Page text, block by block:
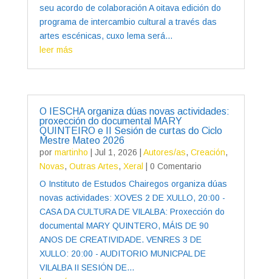
seu acordo de colaboración A oitava edición do
programa de intercambio cultural a través das
artes escénicas, cuxo lema será...
leer más
O IESCHA organiza dúas novas actividades:
proxección do documental MARY
QUINTEIRO e II Sesión de curtas do Ciclo
Mestre Mateo 2026
por martinho Jul 1, 2026 Autores/as, Creación,
Novas, Outras Artes, Xeral
| 0 Comentario
O Instituto de Estudos Chairegos organiza dúas
novas actividades: XOVES 2 DE XULLO, 20:00 -
CASA DA CULTURA DE VILALBA: Proxección do
documental MARY QUINTERO, MÁIS DE 90
ANOS DE CREATIVIDADE. VENRES 3 DE
XULLO: 20:00 - AUDITORIO MUNICPAL DE
VILALBA II SESIÓN DE...